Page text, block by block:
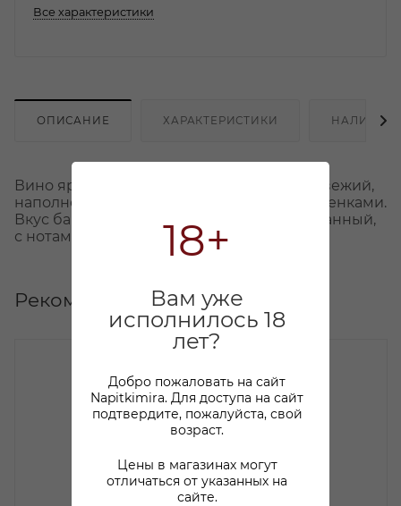
18+
Вам уже
исполнилось 18
лет?
Добро пожаловать на сайт
Napitkimira. Для доступа на сайт
подтвердите, пожалуйста, свой
возраст.
Цены в магазинах могут
отличаться от указанных на
сайте.
Все характеристики
ОПИСАНИЕ ХАРАКТЕРИСТИКИ НАЛИЧИЕ
Вино ярко-рубинового оттенка, аромат свежий,
наполнен цветочными и фруктовыми оттенками.
Вкус бархатный, прекрасно сбалансированный,
с нотами зрелых ягод, фруктов и специй.
Рекомендуем